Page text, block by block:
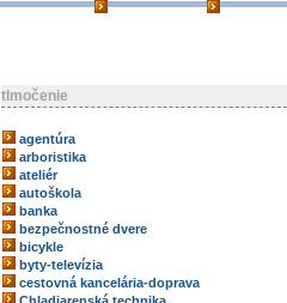
tlmočenie
agentúra
arboristika
ateliér
autoškola
banka
bezpečnostné dvere
bicykle
byty-televízia
cestovná kancelária-doprava